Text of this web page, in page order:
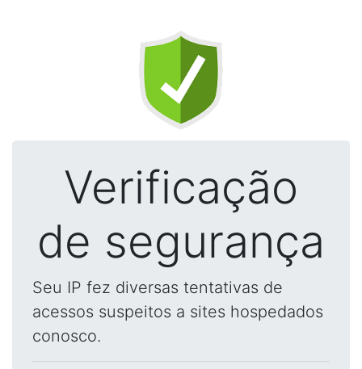
Verificação
de segurança
Seu IP fez diversas tentativas de
acessos suspeitos a sites hospedados
conosco.